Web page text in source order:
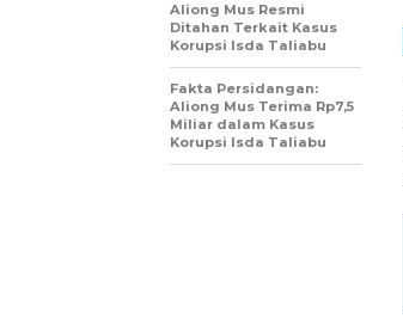
Aliong Mus Resmi
Ditahan Terkait Kasus
Korupsi Isda Taliabu
Fakta Persidangan:
Aliong Mus Terima Rp7,5
Miliar dalam Kasus
Korupsi Isda Taliabu